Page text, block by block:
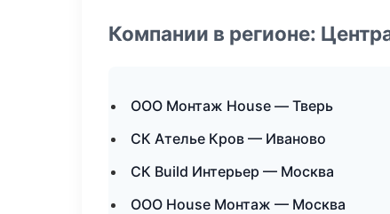
Компании в регионе:
ООО Монтаж House — Тверь
СК Ателье Кров — Иваново
СК Build Интерьер — Москва
ООО House Монтаж — Москва